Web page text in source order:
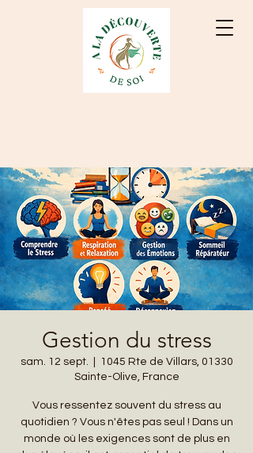
Gestion du stress
sam. 12 sept.
1045 Rte de Villars, 01330
Sainte-Olive, France
Vous ressentez souvent du stress au
quotidien ? Vous n'êtes pas seul ! Dans un
monde où les exigences sont de plus en